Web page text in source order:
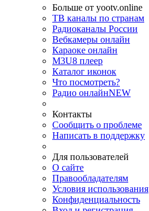
Больше от yootv.online
ТВ каналы по странам
Радиоканалы России
Вебкамеры онлайн
Караоке онлайн
M3U8 плеер
Каталог иконок
Что посмотреть?
Радио онлайнNEW
Контакты
Сообщить о проблеме
Написать в поддержку
Для пользователей
О сайте
Правообладателям
Условия использования
Конфиденциальность